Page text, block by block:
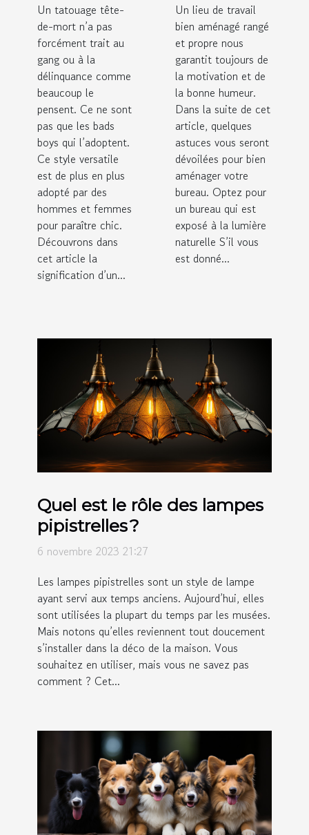
Un tatouage tête-
de-mort n’a pas
forcément trait au
gang ou à la
délinquance comme
beaucoup le
pensent. Ce ne sont
pas que les bads
boys qui l’adoptent.
Ce style versatile
est de plus en plus
adopté par des
hommes et femmes
pour paraître chic.
Découvrons dans
cet article la
signification d’un...
Un lieu de travail
bien aménagé rangé
et propre nous
garantit toujours de
la motivation et de
la bonne humeur.
Dans la suite de cet
article, quelques
astuces vous seront
dévoilées pour bien
aménager votre
bureau. Optez pour
un bureau qui est
exposé à la lumière
naturelle S’il vous
est donné...
Quel est le rôle des lampes
pipistrelles ?
6 novembre 2023 21:27
Les lampes pipistrelles sont un style de lampe
ayant servi aux temps anciens. Aujourd’hui, elles
sont utilisées la plupart du temps par les musées.
Mais notons qu’elles reviennent tout doucement
s’installer dans la déco de la maison. Vous
souhaitez en utiliser, mais vous ne savez pas
comment ? Cet...